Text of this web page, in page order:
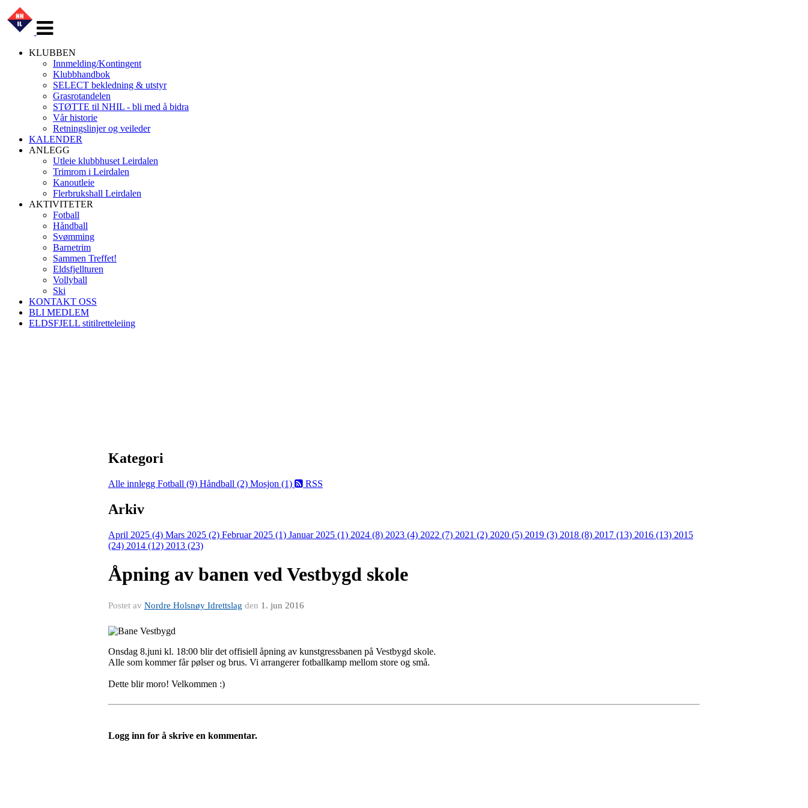
navigasjon
KLUBBEN
Innmelding/Kontingent
Klubbhandbok
SELECT bekledning & utstyr
Grasrotandelen
STØTTE til NHIL - bli med å bidra
Vår historie
Retningslinjer og veileder
KALENDER
ANLEGG
Utleie klubbhuset Leirdalen
Trimrom i Leirdalen
Kanoutleie
Flerbrukshall Leirdalen
AKTIVITETER
Fotball
Håndball
Svømming
Barnetrim
Sammen Treffet!
Eldsfjellturen
Vollyball
Ski
KONTAKT OSS
BLI MEDLEM
ELDSFJELL stitilretteleiing
Kategori
Alle innlegg Fotball (9) Håndball (2) Mosjon (1) RSS
Arkiv
April 2025 (4) Mars 2025 (2) Februar 2025 (1) Januar 2025 (1) 2024 (8) 2023 (4) 2022 (7) 2021 (2) 2020 (5) 2019 (3) 2018 (8) 2017 (13) 2016 (13) 2015
(24) 2014 (12) 2013 (23)
Åpning av banen ved Vestbygd skole
Postet av Nordre Holsnøy Idrettslag den 1. jun 2016
Onsdag 8.juni kl. 18:00 blir det offisiell åpning av kunstgressbanen på Vestbygd skole.
Alle som kommer får pølser og brus. Vi arrangerer fotballkamp mellom store og små.
Dette blir moro! Velkommen :)
Logg inn for å skrive en kommentar.